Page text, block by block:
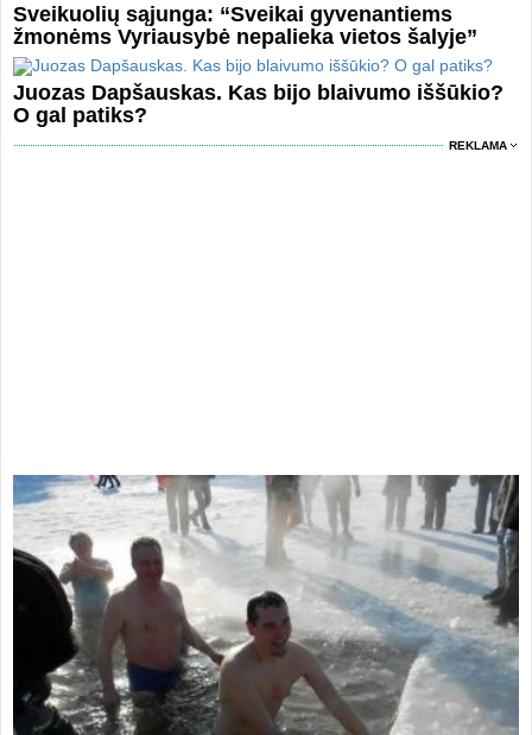
Sveikuolių sąjunga: “Sveikai gyvenantiems
žmonėms Vyriausybė nepalieka vietos šalyje”
Juozas Dapšauskas. Kas bijo blaivumo iššūkio?
O gal patiks?
REKLAMA